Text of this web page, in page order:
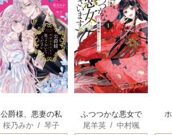
公爵様、悪妻の私
はもう放っておい
桜乃みか/ 琴子
ふつつかな悪女で
はございますが ～
尾羊英/ 中村颯